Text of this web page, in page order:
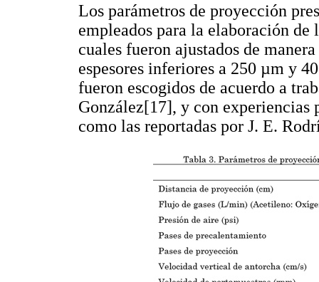
Los parámetros de proyección
empleados para la elaboración de
cuales fueron ajustados de
espesores inferiores a 250 µm y
fueron escogidos de acuerdo a
González[17], y con
como las reportadas por J. E.